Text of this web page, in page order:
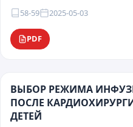
58-59 2025-05-03
PDF
ВЫБОР РЕЖИМА
ПОСЛЕ
ДЕТЕЙ